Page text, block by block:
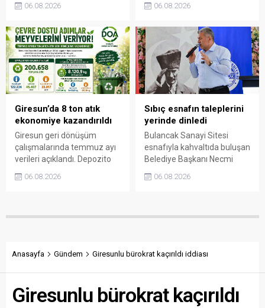
Cemiyeti’nin Milli Mücadele
çekti. Cebeci, Giresun’un
bağımsızlık mücadelesinde
üstlendiği tarihi
sorumluluğun gelecek
nesillere doğru anlatılması
gerektiğini söyledi.
06.08.2026
gelerek talep ve beklentileri
06.08.2026
Giresun’da 8 ton atık
ekonomiye kazandırıldı
Giresun geri dönüşüm
çalışmalarında temmuz ayı
verileri açıklandı. Depozito
uygulamasına destek veren
önledi.
06.08.2026
Sıbıç esnafın taleplerini
yerinde dinledi
Bulancak Sanayi Sitesi
esnafıyla kahvaltıda buluşan
Belediye Başkanı Necmi
planlanan çalışmaları
beklentilerini doğrudan
06.08.2026
Anasayfa Gündem Giresunlu bürokrat kaçırıldı iddiası
Giresunlu bürokrat kaçırıldı